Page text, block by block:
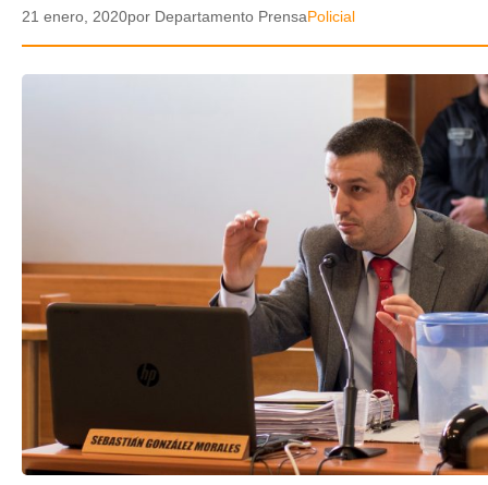
21 enero, 2020por Departamento PrensaPolicial